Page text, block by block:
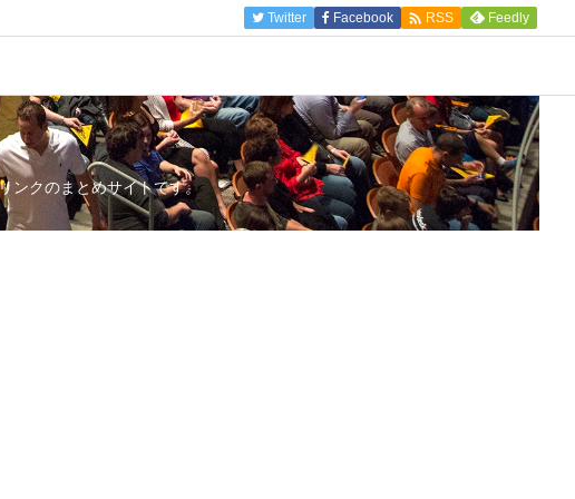
Twitter Facebook  RSS Feedly
ンクのまとめサイトです。